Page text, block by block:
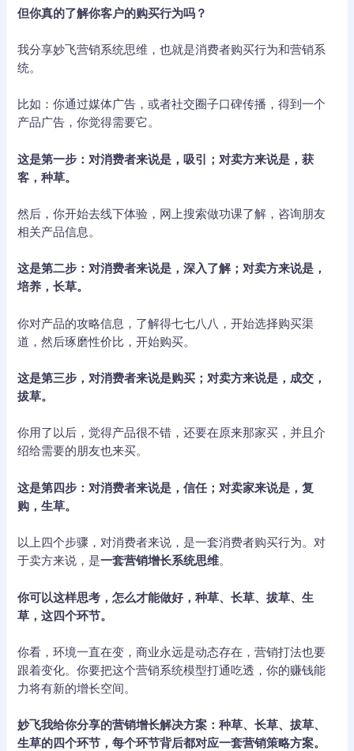
但你真的了解你客户的购买行为吗？
我分享妙飞营销系统思维，也就是消费者购买行为和营销系
统。
比如：你通过媒体广告，或者社交圈子口碑传播，得到一个
产品广告，你觉得需要它。
这是第一步：对消费者来说是，吸引；对卖方来说是，获
客，种草。
然后，你开始去线下体验，网上搜索做功课了解，咨询朋友
相关产品信息。
这是第二步：对消费者来说是，深入了解；对卖方来说是，
培养，长草。
你对产品的攻略信息，了解得七七八八，开始选择购买渠
道，然后琢磨性价比，开始购买。
这是第三步，对消费者来说是购买；对卖方来说是，成交，
拔草。
你用了以后，觉得产品很不错，还要在原来那家买，并且介
绍给需要的朋友也来买。
这是第四步：对消费者来说是，信任；对卖家来说是，复
购，生草。
以上四个步骤，对消费者来说，是一套消费者购买行为。对
于卖方来说，是一套营销增长系统思维。
你可以这样思考，怎么才能做好，种草、长草、拔草、生
草，这四个环节。
你看，环境一直在变，商业永远是动态存在，营销打法也要
跟着变化。你要把这个营销系统模型打通吃透，你的赚钱能
力将有新的增长空间。
妙飞我给你分享的营销增长解决方案：种草、长草、拔草、
生草的四个环节，每个环节背后都对应一套营销策略方案。